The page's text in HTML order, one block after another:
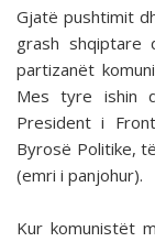
Gjatë pushtimit
grash
partizanët
Mes tyre ishin
President i
Byrosë Politike,
(emri i panjohur).
Kur komunistët